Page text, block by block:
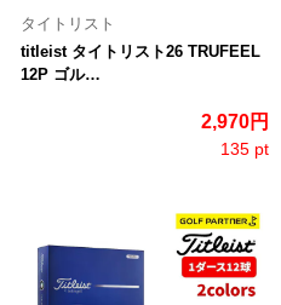
タイトリスト
titleist タイトリスト26 TRUFEEL
12P ゴル…
2,970円
135 pt